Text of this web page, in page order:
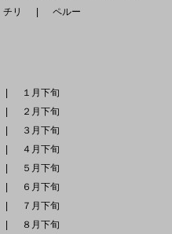
チリ
ペルー
１月下旬
２月下旬
３月下旬
４月下旬
５月下旬
６月下旬
７月下旬
８月下旬